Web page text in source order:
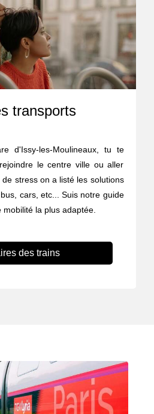
transports
d'Issy-les-Moulineaux, tu te
le centre ville ou aller
stress on a listé les solutions
cars, etc... Suis notre guide
mobilité la plus adaptée.
des trains